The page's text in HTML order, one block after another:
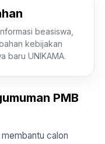
beasiswa,
kebijakan
baru UNIKAMA.
PMB
calon